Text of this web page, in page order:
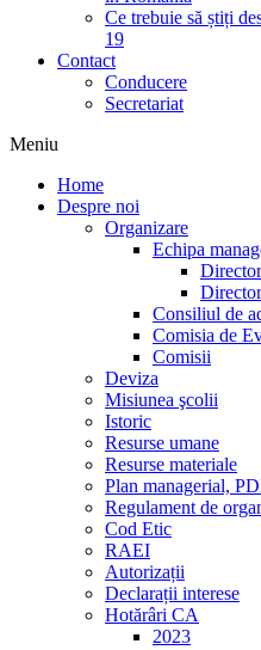
Ce trebuie să știți
19
Contact
Conducere
Secretariat
Meniu
Home
Despre noi
Organizare
Echipa
Director
Consiliul de
Comisia de
Comisii
Deviza
Misiunea şcolii
Istoric
Resurse umane
Resurse materiale
Plan managerial,
Regulament de
Cod Etic
RAEI
Autorizații
Declarații interese
Hotărâri CA
2023